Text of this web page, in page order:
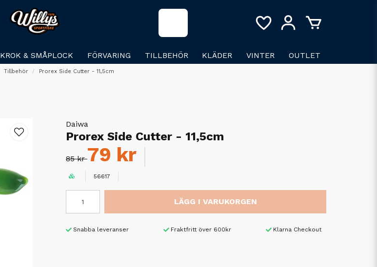
KROK & SMÅPLOCK FÖRVARING TILLBEHÖR KLÄDER VINTER OUTLET
Tillbehör Prorex Side Cutter - 11,5cm
Daiwa
Prorex Side Cutter - 11,5cm
85 kr79 kr
56617
LÄGG I VARUKORGEN
Snabba leveranser Fraktfritt över 600kr Klarna Checkout